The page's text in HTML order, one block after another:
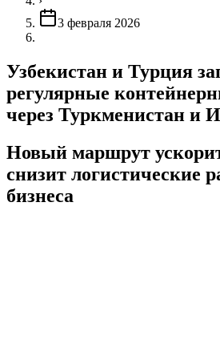
3 февраля 2026
Узбекистан и Турция
регулярные
через Туркменистан и
Новый маршрут
снизит логистические
бизнеса